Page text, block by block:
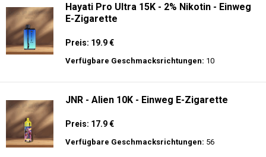
Hayati Pro Ultra 15K - 2% Nikotin - Einweg
E-Zigarette
Preis: 19.9 €
Verfügbare Geschmacksrichtungen: 10
JNR - Alien 10K - Einweg E-Zigarette
Preis: 17.9 €
Verfügbare Geschmacksrichtungen: 56